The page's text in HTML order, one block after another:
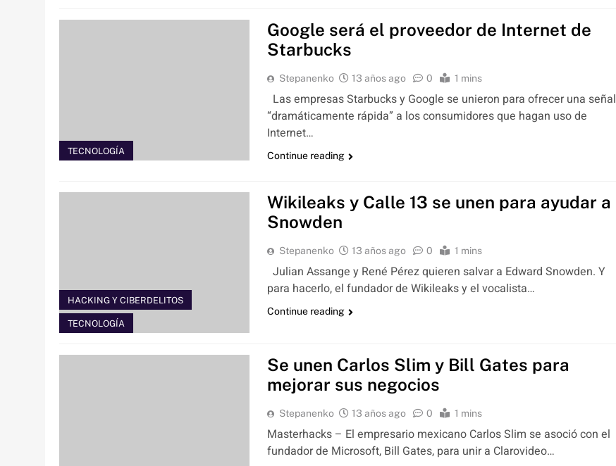
TECNOLOGÍA
Google será el proveedor de Internet de
Starbucks
Stepanenko 13 años ago 0 1 mins
Las empresas Starbucks y Google se unieron para ofrecer una señal
“dramáticamente rápida” a los consumidores que hagan uso de
Internet…
Continue reading
HACKING Y CIBERDELITOS
TECNOLOGÍA
Wikileaks y Calle 13 se unen para ayudar a
Snowden
Stepanenko 13 años ago 0 1 mins
Julian Assange y René Pérez quieren salvar a Edward Snowden. Y
para hacerlo, el fundador de Wikileaks y el vocalista…
Continue reading
Se unen Carlos Slim y Bill Gates para
mejorar sus negocios
Stepanenko 13 años ago 0 1 mins
Masterhacks – El empresario mexicano Carlos Slim se asoció con el
fundador de Microsoft, Bill Gates, para unir a Clarovideo…